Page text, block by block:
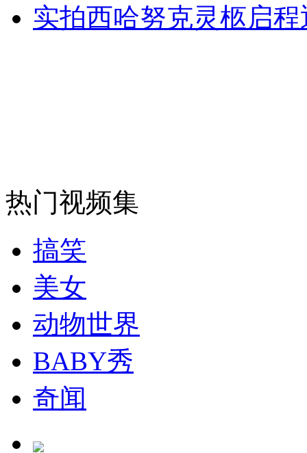
消防员救轻生者 花炮节热闹非凡
纽约上演“枕头大战”
司机酒驾遇交警 急速倒车逃窜
实拍西哈努克灵柩启
热门视频集
搞笑
美女
动物世界
BABY秀
奇闻